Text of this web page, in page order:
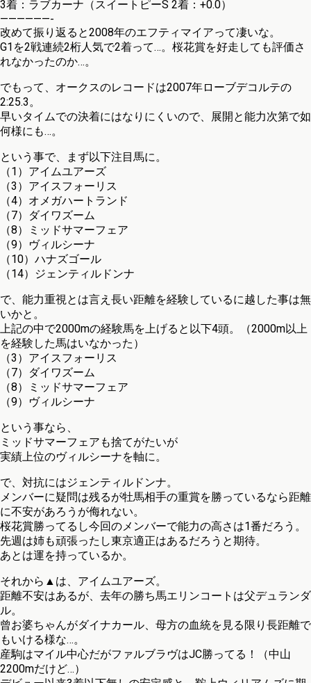
3着：ラブカーナ（スイートピーS 2着：+0.0）
——————-
改めて振り返ると2008年のエフティマイアって凄いな。
G1を2戦連続2桁人気で2着って…。桜花賞を好走しても評価さ
れなかったのか…。
でもって、オークスのレコードは2007年ローブデコルテの
2:25.3。
早いタイムでの決着にはなりにくいので、展開と能力次第で如
何様にも…。
という事で、まず以下注目馬に。
（1）アイムユアーズ
（3）アイスフォーリス
（4）オメガハートランド
（7）ダイワズーム
（8）ミッドサマーフェア
（9）ヴィルシーナ
（10）ハナズゴール
（14）ジェンティルドンナ
で、能力重視とは言え長い距離を経験しているに越した事は無
いかと。
上記の中で2000mの経験馬を上げると以下4頭。（2000m以上
を経験した馬はいなかった）
（3）アイスフォーリス
（7）ダイワズーム
（8）ミッドサマーフェア
（9）ヴィルシーナ
という事なら、
ミッドサマーフェアも捨てがたいが
実績上位のヴィルシーナを軸に。
で、対抗にはジェンティルドンナ。
メンバーに疑問は残るが牡馬相手の重賞を勝っているなら距離
に不安があろうが侮れない。
桜花賞勝ってるし今回のメンバーで能力の高さは1番だろう。
先週は姉も頑張ったし東京適正はあるだろうと期待。
あとは運を持っているか。
それから▲は、アイムユアーズ。
距離不安はあるが、去年の勝ち馬エリンコートは父デュランダ
ル。
曾お婆ちゃんがダイナカール、母方の血統を見る限り長距離で
もいける様な…。
産駒はマイル中心だがファルブラヴはJC勝ってる！（中山
2200mだけど…）